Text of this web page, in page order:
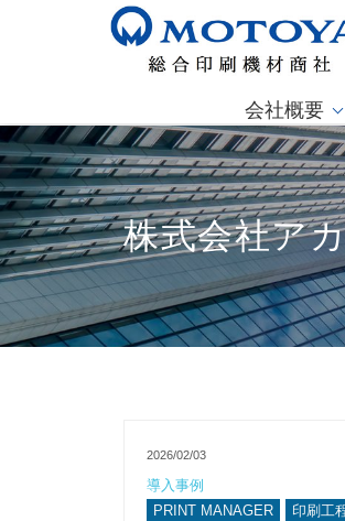
会社概要
株式会社ア
2026/02/03
導入事例
PRINT MANAGER
印刷工